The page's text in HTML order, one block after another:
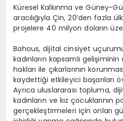
Küresel Kalkınma ve Güney-
aracılığıyla Çin, 20’den fazla
projelere 40 milyon doların
Bahous, dijital cinsiyet
kadınların kapsamlı
hakları ile çıkarlarının
kaydettiği etkileyici başarıları
Ayrıca uluslararası topluma,
kadınların ve kız çocuklarının
gerçekleştirmeleri için onları